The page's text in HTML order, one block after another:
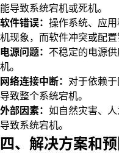
能导致系统宕机或死机。
软件错误： 操作系统、应
机现象，而软件冲突或配置
电源问题： 不稳定的电源
机。
网络连接中断： 对于依赖
导致整个系统宕机。
外部因素： 如自然灾害、
导致系统宕机。
四、解决方案和